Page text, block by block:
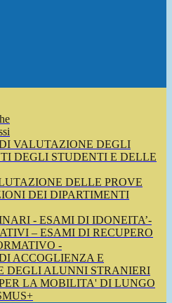
VALUTAZIONE DEGLI
DEGLI STUDENTI E DELLE
DELLE PROVE
DEI DIPARTIMENTI
- ESAMI DI IDONEITA’-
– ESAMI DI RECUPERO
-
ACCOGLIENZA E
DEGLI ALUNNI STRANIERI
LA MOBILITA' DI LUNGO